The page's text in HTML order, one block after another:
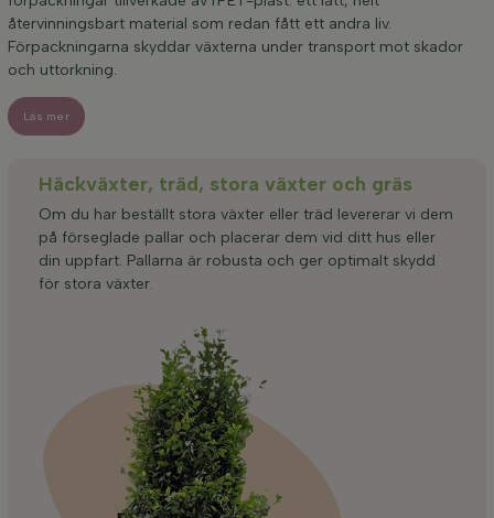
återvinningsbart material som redan fått ett andra liv.
Förpackningarna skyddar växterna under transport mot skador
och uttorkning.
Läs mer
Häckväxter, träd, stora växter och gräs
Om du har beställt stora växter eller träd levererar vi dem
på förseglade pallar och placerar dem vid ditt hus eller
din uppfart. Pallarna är robusta och ger optimalt skydd
för stora växter.